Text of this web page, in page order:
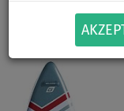
PADDEL
140
Previous